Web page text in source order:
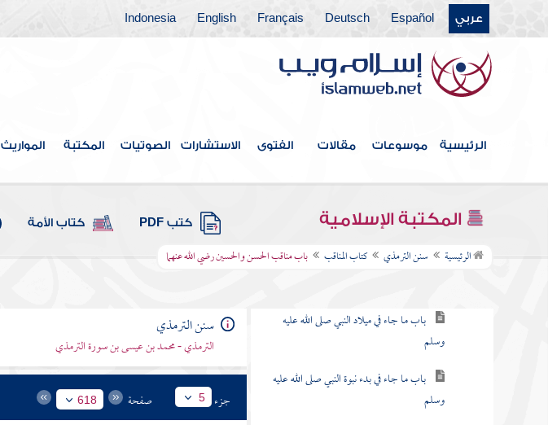
عربي Español
Deutsch
Français
English
Indonesia
الرئيسية موسوعات مقالات الفتوى الاستشارات الصوتيات المكتبة المواريث
المكتبة الإسلامية كتب PDF كتاب الأمة
الرئيسية سنن الترمذي كتاب المناقب باب مناقب الحسن والحسين رضي الله عنهما
كتاب الأدب
كتاب الأمثال
كتاب فضائل القرآن
كتاب القراءات
كتاب تفسير القرآن
كتاب الدعوات
كتاب المناقب
باب ما جاء في ميلاد النبي صلى الله عليه
وسلم
باب ما جاء في بدء نبوة النبي صلى الله عليه
وسلم
سنن الترمذي
الترمذي - محمد بن عيسى بن سورة الترمذي
جزء 5 صفحة 618